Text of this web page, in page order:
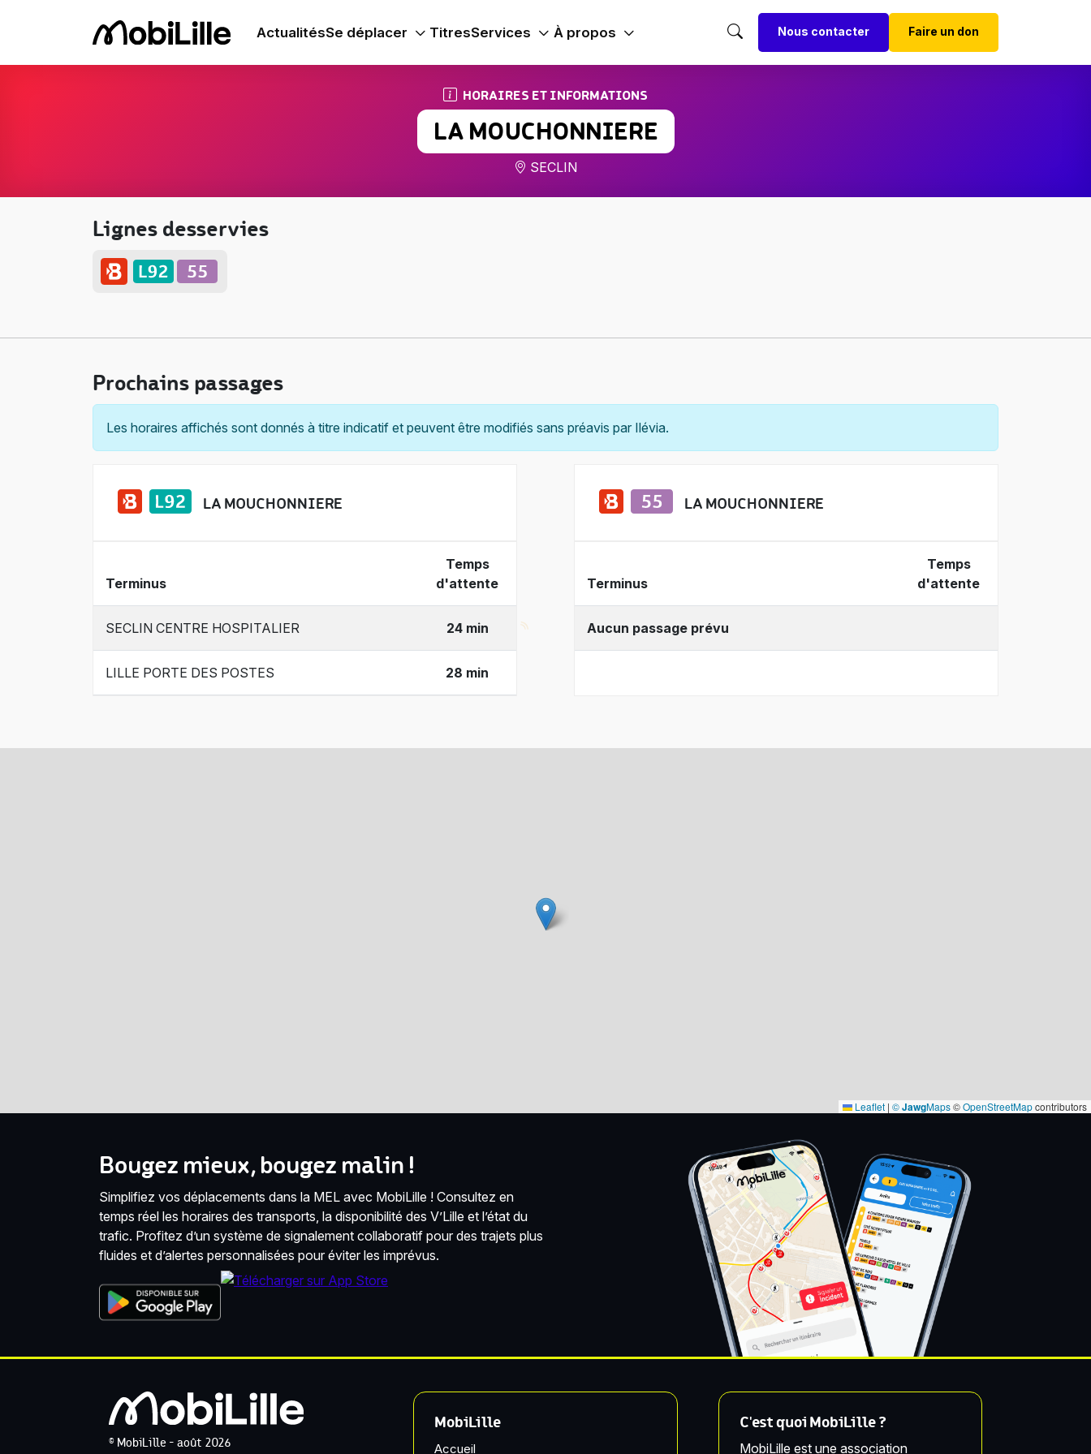
ActualitésSe déplacer TitresServices À propos Nous contacter Faire un don
HORAIRES ET INFORMATIONS
LA MOUCHONNIERE
SECLIN
Lignes desservies
Prochains passages
Les horaires affichés sont donnés à titre indicatif et peuvent être modifiés sans préavis par Ilévia.
LA MOUCHONNIERE
Terminus
Temps
d'attente
SECLIN CENTRE HOSPITALIER 24 min
LILLE PORTE DES POSTES 28 min
LA MOUCHONNIERE
Terminus
Temps
d'attente
Aucun passage prévu
Leaflet | ©JawgMaps©OpenStreetMapcontributors
Bougez mieux, bougez malin !
Simplifiez vos déplacements dans la MEL avec MobiLille ! Consultez en
temps réel les horaires des transports, la disponibilité des V’Lille et l’état du
trafic. Profitez d’un système de signalement collaboratif pour des trajets plus
fluides et d’alertes personnalisées pour éviter les imprévus.
© MobiLille - août 2026
MobiLille
Accueil
C'est quoi MobiLille ?
MobiLille est une association